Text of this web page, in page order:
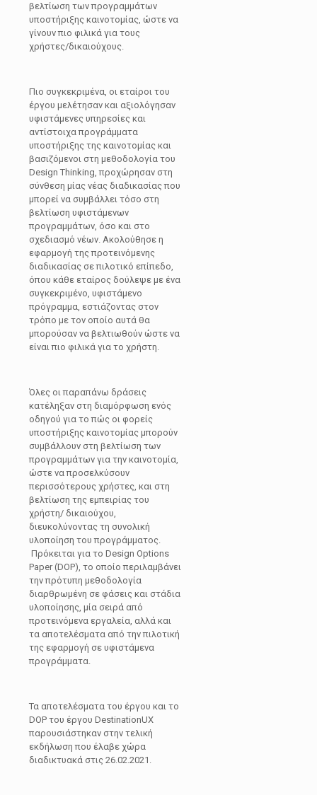
βελτίωση των προγραμμάτων
υποστήριξης καινοτομίας, ώστε να
γίνουν πιο φιλικά για τους
χρήστες/δικαιούχους.
Πιο συγκεκριμένα, οι εταίροι του
έργου μελέτησαν και αξιολόγησαν
υφιστάμενες υπηρεσίες και
αντίστοιχα προγράμματα
υποστήριξης της καινοτομίας και
βασιζόμενοι στη μεθοδολογία του
Design Thinking, προχώρησαν στη
σύνθεση μίας νέας διαδικασίας που
μπορεί να συμβάλλει τόσο στη
βελτίωση υφιστάμενων
προγραμμάτων, όσο και στο
σχεδιασμό νέων. Ακολούθησε η
εφαρμογή της προτεινόμενης
διαδικασίας σε πιλοτικό επίπεδο,
όπου κάθε εταίρος δούλεψε με ένα
συγκεκριμένο, υφιστάμενο
πρόγραμμα, εστιάζοντας στον
τρόπο με τον οποίο αυτά θα
μπορούσαν να βελτιωθούν ώστε να
είναι πιο φιλικά για το χρήστη.
Όλες οι παραπάνω δράσεις
κατέληξαν στη διαμόρφωση ενός
οδηγού για το πώς οι φορείς
υποστήριξης καινοτομίας μπορούν
συμβάλλουν στη βελτίωση των
προγραμμάτων για την καινοτομία,
ώστε να προσελκύσουν
περισσότερους χρήστες, και στη
βελτίωση της εμπειρίας του
χρήστη/ δικαιούχου,
διευκολύνοντας τη συνολική
υλοποίηση του προγράμματος.
Πρόκειται για το Design Options
Paper (DOP), το οποίο περιλαμβάνει
την πρότυπη μεθοδολογία
διαρθρωμένη σε φάσεις και στάδια
υλοποίησης, μία σειρά από
προτεινόμενα εργαλεία, αλλά και
τα αποτελέσματα από την πιλοτική
της εφαρμογή σε υφιστάμενα
προγράμματα.
Τα αποτελέσματα του έργου και το
DOP του έργου DestinationUX
παρουσιάστηκαν στην τελική
εκδήλωση που έλαβε χώρα
διαδικτυακά στις 26.02.2021.